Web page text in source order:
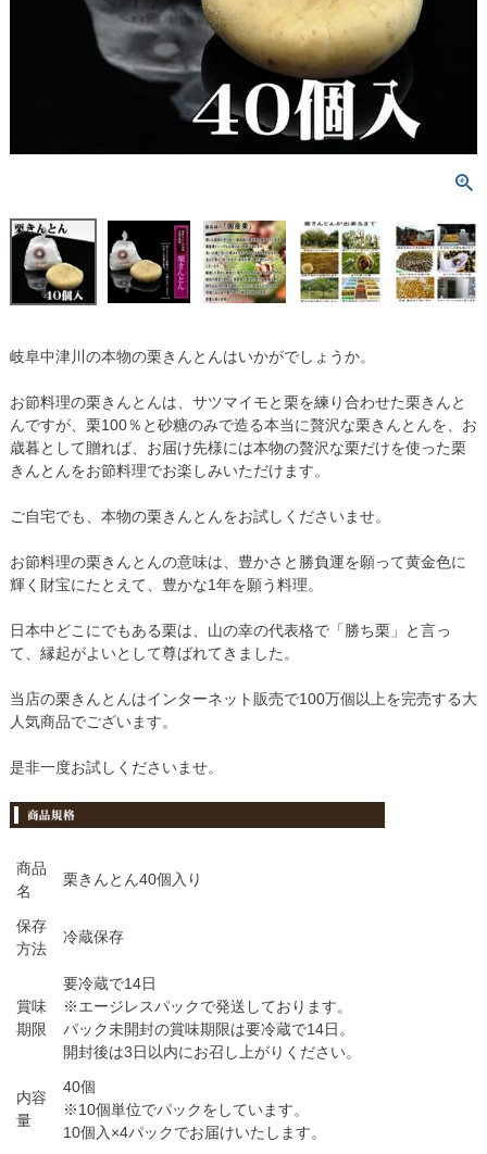
岐阜中津川の本物の栗きんとんはいかがでしょうか。
お節料理の栗きんとんは、サツマイモと栗を練り合わせた栗きんと
んですが、栗100％と砂糖のみで造る本当に贅沢な栗きんとんを、お
歳暮として贈れば、お届け先様には本物の贅沢な栗だけを使った栗
きんとんをお節料理でお楽しみいただけます。
ご自宅でも、本物の栗きんとんをお試しくださいませ。
お節料理の栗きんとんの意味は、豊かさと勝負運を願って黄金色に
輝く財宝にたとえて、豊かな1年を願う料理。
日本中どこにでもある栗は、山の幸の代表格で「勝ち栗」と言っ
て、縁起がよいとして尊ばれてきました。
当店の栗きんとんはインターネット販売で100万個以上を完売する大
人気商品でございます。
是非一度お試しくださいませ。
商品
名
栗きんとん40個入り
保存
方法
冷蔵保存
賞味
期限
要冷蔵で14日
※エージレスパックで発送しております。
パック未開封の賞味期限は要冷蔵で14日。
開封後は3日以内にお召し上がりください。
内容
量
40個
※10個単位でパックをしています。
10個入×4パックでお届けいたします。